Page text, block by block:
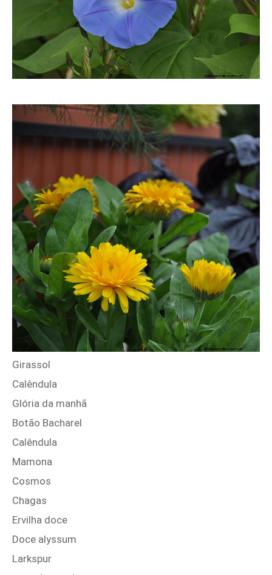
Girassol
Calêndula
Glória da manhã
Botão Bacharel
Calêndula
Mamona
Cosmos
Chagas
Ervilha doce
Doce alyssum
Larkspur